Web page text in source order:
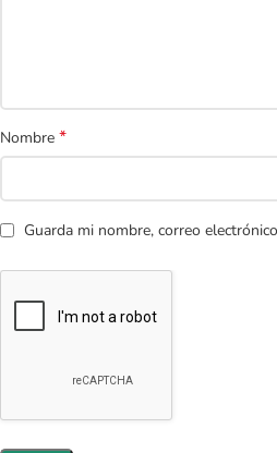
Nombre *
Guarda mi nombre, correo